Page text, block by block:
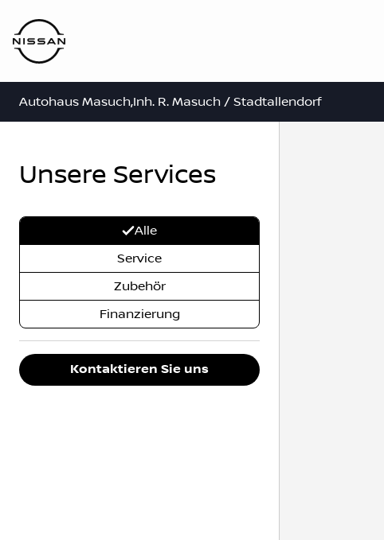
Autohaus Masuch,Inh. R. Masuch / Stadtallendorf
Unsere Services
Alle
Service
Zubehör
Finanzierung
Kontaktieren Sie uns